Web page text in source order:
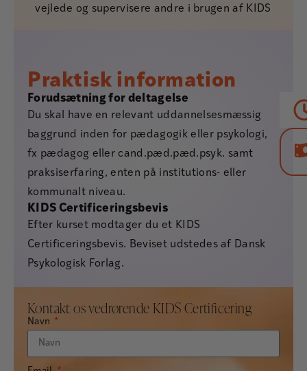
vejlede og supervisere andre i brugen af KIDS
Praktisk information
Forudsætning for deltagelse
Du skal have en relevant uddannelsesmæssig
baggrund inden for pædagogik eller psykologi,
fx pædagog eller cand.pæd.pæd.psyk. samt
praksiserfaring, enten på institutions- eller
kommunalt niveau.
KIDS Certificeringsbevis
Efter kurset modtager du et KIDS
Certificeringsbevis. Beviset udstedes af Dansk
Psykologisk Forlag.
Kontakt os vedrørende KIDS Certificering
Navn